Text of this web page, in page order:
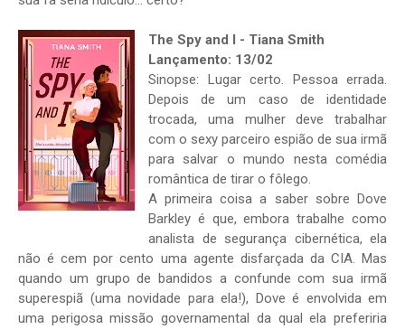
The Spy and I - Tiana Smith
Lançamento: 13/02
Sinopse: Lugar certo. Pessoa errada.
Depois de um caso de identidade
trocada, uma mulher deve trabalhar
com o sexy parceiro espião de sua irmã
para salvar o mundo nesta comédia
romântica de tirar o fôlego.
A primeira coisa a saber sobre Dove
Barkley é que, embora trabalhe como
analista de segurança cibernética, ela
não é cem por cento uma agente disfarçada da CIA. Mas
quando um grupo de bandidos a confunde com sua irmã
superespiã (uma novidade para ela!), Dove é envolvida em
uma perigosa missão governamental da qual ela preferiria